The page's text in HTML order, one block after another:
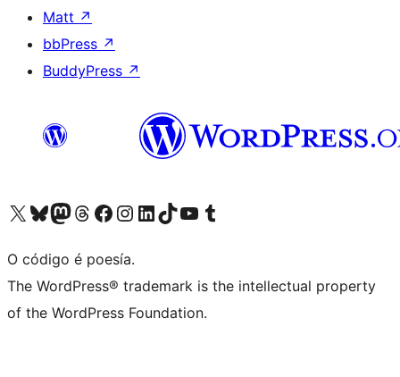
Matt ↗
bbPress ↗
BuddyPress ↗
Visita la cuenta de X (anteriormente Twitter)
Visita a nosa conta de Bluesky
Visita a nosa conta de Mastodon
Visita a nosa conta de Threads
Visita a nosa páxina de Facebook
Visita a nosa conta de Instagram
Visita a nosa conta de LinkedIn
Visita a nosa conta de TikTok
Visita a nosa canle de YouTube
Visita a nosa conta de Tumblr
O código é poesía.
The WordPress® trademark is the intellectual property
of the WordPress Foundation.